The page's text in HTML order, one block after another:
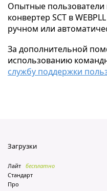
Опытные пользователи
конвертер SCT в
ручном или
За дополнительной
использованию
службу поддержки
Загрузки
Лайт бесплатно
Стандарт
Про